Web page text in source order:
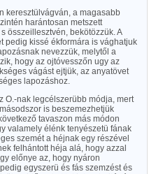
keresztülvágván, a magasabb
harántosan metszett
összeillesztvén, bekötözzük. A
pedig kissé ékformára is vághatjuk
nevezzük, melytől a
hogy az ojtóvesszőn ugy az
vágást ejtjük, az anyatövet
lapozáshoz.
O.-nak legcélszerübb módja, mert
is beszemezhetjük
tavaszon más módon
valamely élénk tenyészetü fának
szemét a héjnak egy részével
felhántott héja alá, hogy azzal
előnye az, hogy nyáron
egyszerü és fás szemzést és